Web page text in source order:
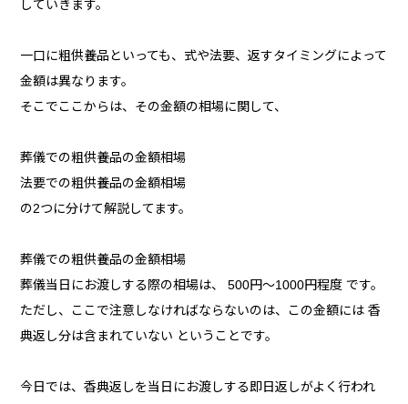
していきます。
一口に粗供養品といっても、式や法要、返すタイミングによって
金額は異なります。
そこでここからは、その金額の相場に関して、
葬儀での粗供養品の金額相場
法要での粗供養品の金額相場
の2つに分けて解説してます。
葬儀での粗供養品の金額相場
葬儀当日にお渡しする際の相場は、 500円〜1000円程度 です。
ただし、ここで注意しなければならないのは、この金額には 香
典返し分は含まれていない ということです。
今日では、香典返しを当日にお渡しする即日返しがよく行われ